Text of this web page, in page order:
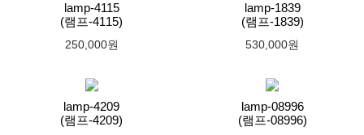
lamp-4115
(램프-4115)
250,000원
lamp-1839
(램프-1839)
530,000원
lamp-4209
(램프-4209)
lamp-08996
(램프-08996)